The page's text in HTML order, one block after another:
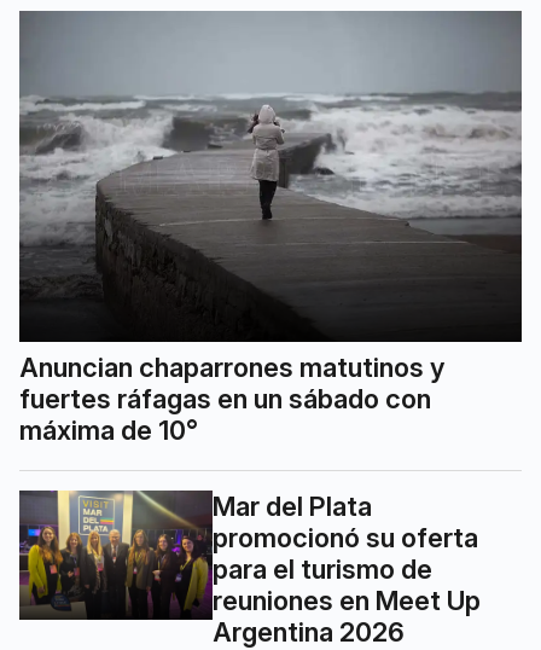
Anuncian chaparrones matutinos y
fuertes ráfagas en un sábado con
máxima de 10°
Mar del Plata
promocionó su oferta
para el turismo de
reuniones en Meet Up
Argentina 2026